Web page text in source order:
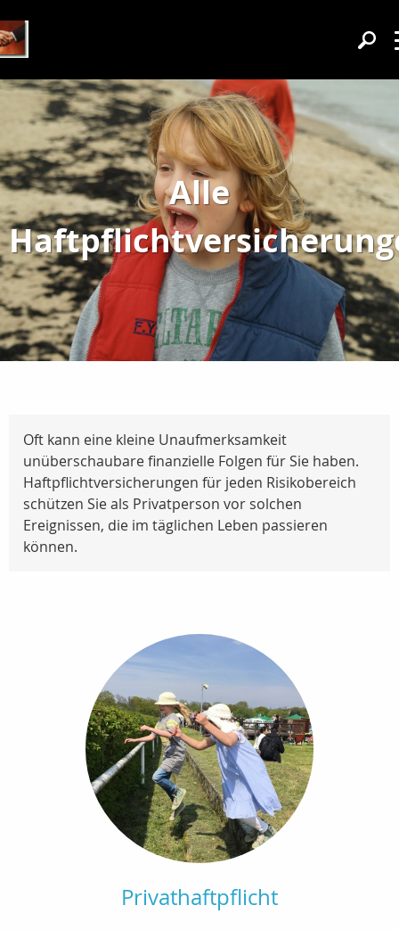
Alle
Oft kann eine kleine Unaufmerksamkeit
unüberschaubare finanzielle Folgen für Sie haben.
Haftpflichtversicherungen für jeden Risikobereich
schützen Sie als Privatperson vor solchen
Ereignissen, die im täglichen Leben passieren
können.
Privathaftpflicht